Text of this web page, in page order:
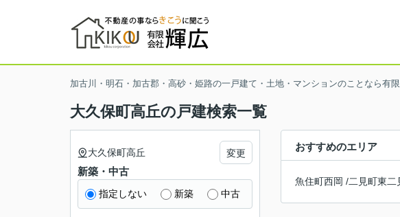
加古川・明石・加古郡・高砂・姫路の一戸建て・土地・マンションのことなら有
大久保町高丘の戸建検索一覧
おすすめのエリア
魚住町西岡 /二見町東二
大久保町高丘 変更
新築・中古
指定しない 新築 中古